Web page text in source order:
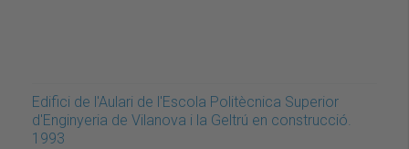
Edifici de l'Aulari de l'Escola Politècnica Superior
d'Enginyeria de Vilanova i la Geltrú en construcció.
1993